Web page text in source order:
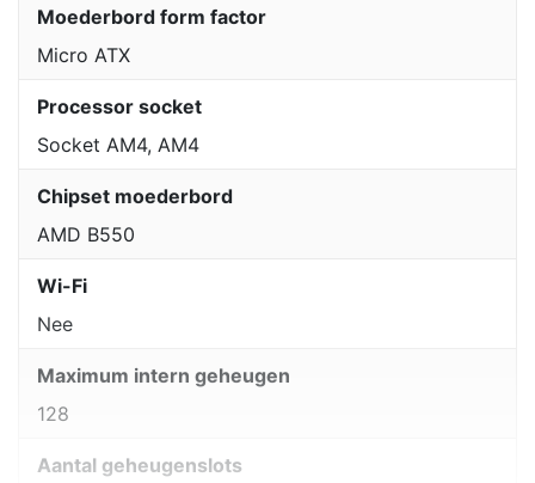
Moederbord form factor
Micro ATX
Processor socket
Socket AM4, AM4
Chipset moederbord
AMD B550
Wi-Fi
Nee
Maximum intern geheugen
128
Aantal geheugenslots